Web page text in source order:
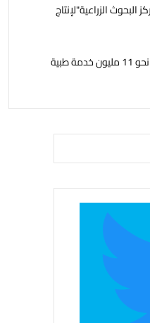
الزراعية"لإنتاج
الصحة: حملة «100 يوم صحة» تقدم نحو 11 مليون خدمة طبية